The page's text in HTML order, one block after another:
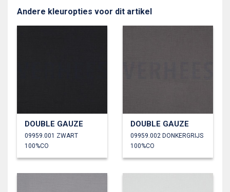
Andere kleuropties voor dit artikel
DOUBLE GAUZE
09959.001 ZWART
100%CO
DOUBLE GAUZE
09959.002 DONKERGRIJS
100%CO